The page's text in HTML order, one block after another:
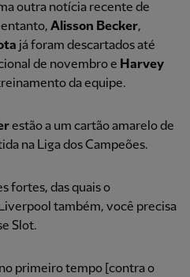
outra notícia recente de
Alisson Becker,
já foram descartados até
de novembro e Harvey
da equipe.
estão a um cartão amarelo de
na Liga dos Campeões.
fortes, das quais o
também, você precisa
Slot.
primeiro tempo [contra o